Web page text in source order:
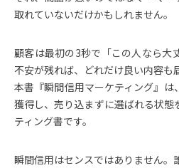
取れていないだけかもしれません。
顧客は最初の3秒で「この人なら大
不安が残れば、どれだけ良い内容も
本書『瞬間信用マーケティング』は
獲得し、売り込まずに選ばれる状
ティング書です。
瞬間信用はセンスではありません。